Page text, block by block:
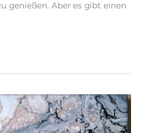
genießen. Aber es gibt einen